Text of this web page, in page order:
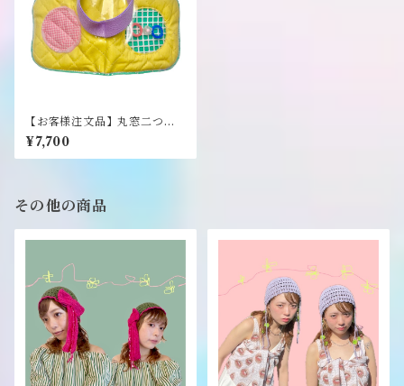
【お客様注文品】丸窓二つ折
り財布《NEO》
¥7,700
その他の商品